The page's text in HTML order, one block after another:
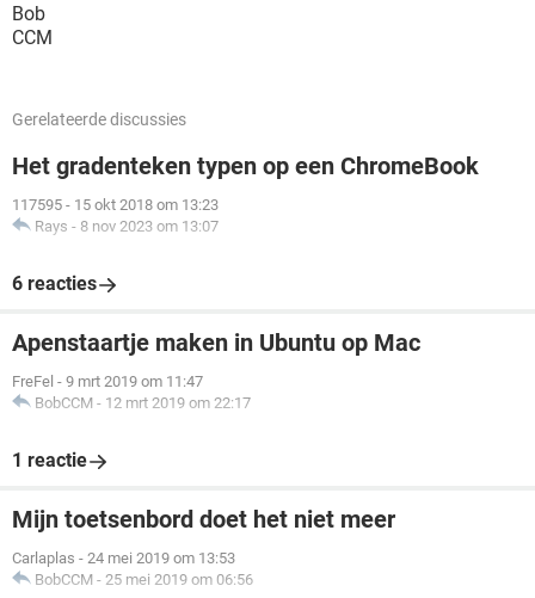
Bob
CCM
Gerelateerde discussies
Het gradenteken typen op een ChromeBook
117595 - 15 okt 2018 om 13:23
Rays - 8 nov 2023 om 13:07
6 reacties
Apenstaartje maken in Ubuntu op Mac
FreFel - 9 mrt 2019 om 11:47
BobCCM - 12 mrt 2019 om 22:17
1 reactie
Mijn toetsenbord doet het niet meer
Carlaplas - 24 mei 2019 om 13:53
BobCCM - 25 mei 2019 om 06:56